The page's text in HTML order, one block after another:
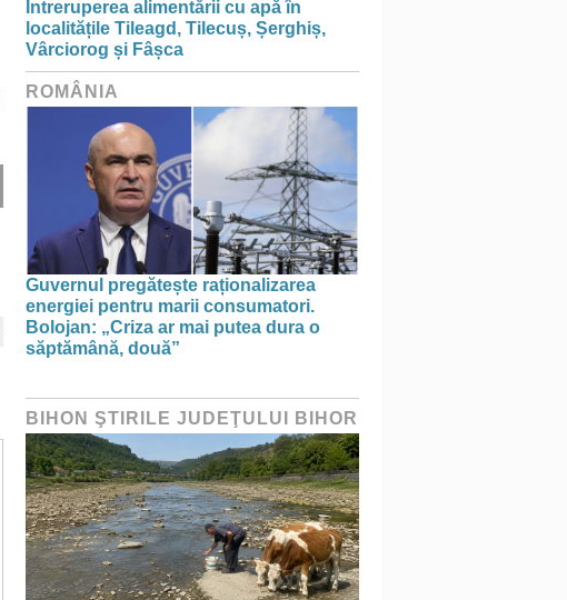
Întreruperea alimentării cu apă în
localitățile Tileagd, Tilecuș, Șerghiș,
Vârciorog și Fâșca
ROMÂNIA
Guvernul pregătește raționalizarea
energiei pentru marii consumatori.
Bolojan: „Criza ar mai putea dura o
săptămână, două”
BIHON ŞTIRILE JUDEŢULUI BIHOR